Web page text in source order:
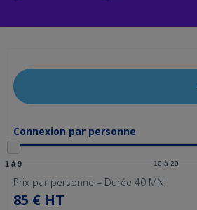
Connexion par personne
1 à 9 10 à 29
Prix par personne – Durée 40 MN
85 € HT